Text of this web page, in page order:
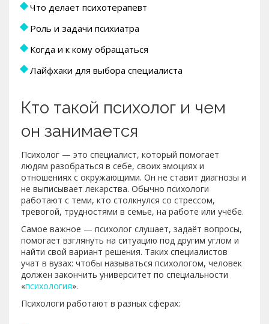
Что делает психотерапевт
Роль и задачи психиатра
Когда и к кому обращаться
Лайфхаки для выбора специалиста
Кто такой психолог и чем
он занимается
Психолог — это специалист, который помогает
людям разобраться в себе, своих эмоциях и
отношениях с окружающими. Он не ставит диагнозы и
не выписывает лекарства. Обычно психологи
работают с теми, кто столкнулся со стрессом,
тревогой, трудностями в семье, на работе или учёбе.
Самое важное — психолог слушает, задаёт вопросы,
помогает взглянуть на ситуацию под другим углом и
найти свой вариант решения. Таких специалистов
учат в вузах: чтобы называться психологом, человек
должен закончить университет по специальности
«психология».
Психологи работают в разных сферах: